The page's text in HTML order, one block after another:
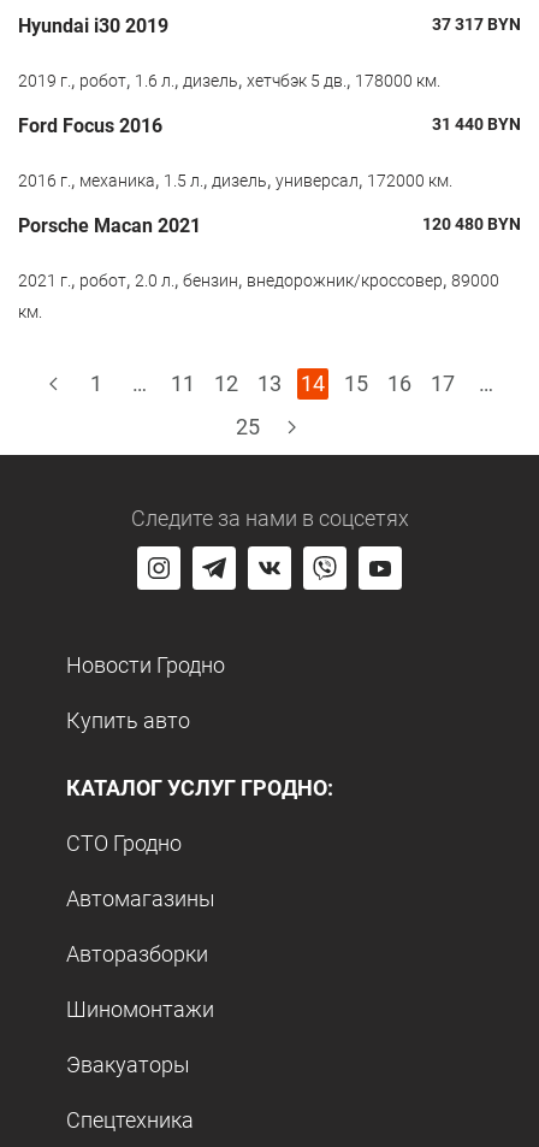
Hyundai i30 2019 37 317BYN
2019 г., робот, 1.6 л., дизель, хетчбэк 5 дв., 178000 км.
Ford Focus 2016 31 440BYN
2016 г., механика, 1.5 л., дизель, универсал, 172000 км.
Porsche Macan 2021 120 480BYN
2021 г., робот, 2.0 л., бензин, внедорожник/кроссовер, 89000
км.
1 … 11 12 13 14 15 16 17
…
25
Следите за нами в соцсетях
Новости Гродно
Купить авто
КАТАЛОГ УСЛУГ ГРОДНО:
СТО Гродно
Автомагазины
Авторазборки
Шиномонтажи
Эвакуаторы
Спецтехника